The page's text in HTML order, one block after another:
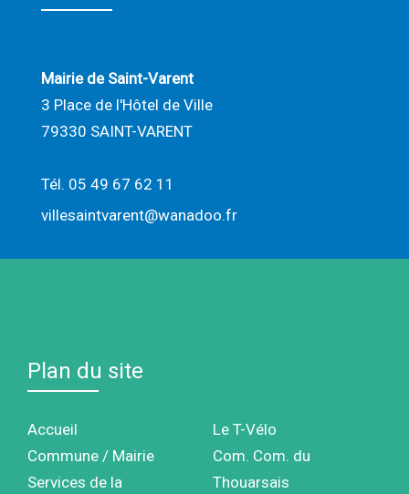
Mairie de Saint-Varent
3 Place de l'Hôtel de Ville
79330 SAINT-VARENT
Tél. 05 49 67 62 11
villesaintvarent@wanadoo.fr
Plan du site
Accueil
Commune / Mairie
Services de la
Le T-Vélo
Com. Com. du
Thouarsais